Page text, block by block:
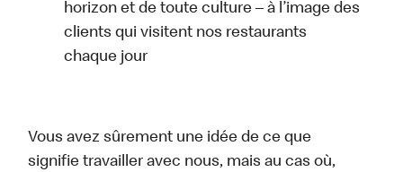
horizon et de toute culture – à l’image des
clients qui visitent nos restaurants
chaque jour
Vous avez sûrement une idée de ce que
signifie travailler avec nous, mais au cas où,